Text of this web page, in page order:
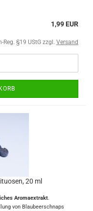
1,99 EUR
Reg. §19 UStG zzgl. Versand
20 ml
Aromaextrakt.
von Blaubeerschnaps